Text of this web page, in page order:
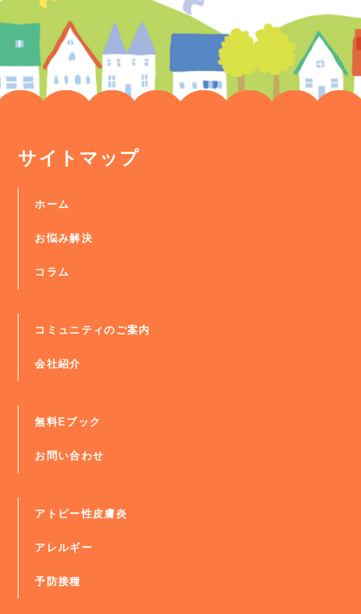
サイトマップ
ホーム
お悩み解決
コラム
コミュニティのご案内
会社紹介
無料Eブック
お問い合わせ
アトピー性皮膚炎
アレルギー
予防接種